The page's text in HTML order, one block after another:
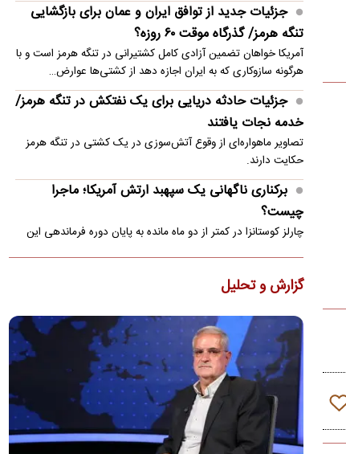
جزئیات جدید از توافق ایران و عمان برای بازگشایی
تنگه هرمز/ گذرگاه موقت ۶۰ روزه؟
آمریکا خواهان تضمین آزادی کامل کشتیرانی در تنگه هرمز است و با
هرگونه سازوکاری که به ایران اجازه دهد از کشتی‌ها عوارض…
جزئیات حادثه دریایی برای یک نفتکش در تنگه هرمز/
خدمه نجات یافتند
تصاویر ماهو‌اره‌ای از وقوع آتش‌سوزی در یک کشتی در تنگه هرمز
حکایت دارند.
برکناری ناگهانی یک سپهبد ارتش آمریکا؛ ماجرا
چیست؟
چارلز کوستانزا در کمتر از دو ماه مانده به پایان دوره فرماندهی این
قیمت گوشی سامسونگ، شیائومی و آیفون امروز
گلکسی A۵۷ در بازار موبایل ۱۰۶ میلیون تومان قیمت خورده است
قیمت محصولات ایران‌خودرو و سایپا امروز شنبه ۱۷
مرداد ۱۴۰۵
میلیون تومان رسید
قسمت جدید اظهارات جنجالی محمدباقر خرازی؛ ما
گزارش و تحلیل